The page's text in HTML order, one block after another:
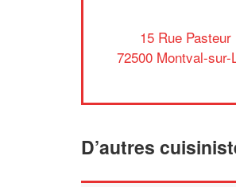
15 Rue Pasteur
72500 Montval-sur-
D’autres